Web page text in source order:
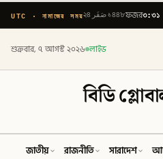
UTC · নামাজের সময় ২৪ صَفَر ১৪৪৮ফজর
শুক্রবার, ৭ আগস্ট ২০২৬ লাইভ
বিডি
জাতীয় রাজনীতি সারাদেশ